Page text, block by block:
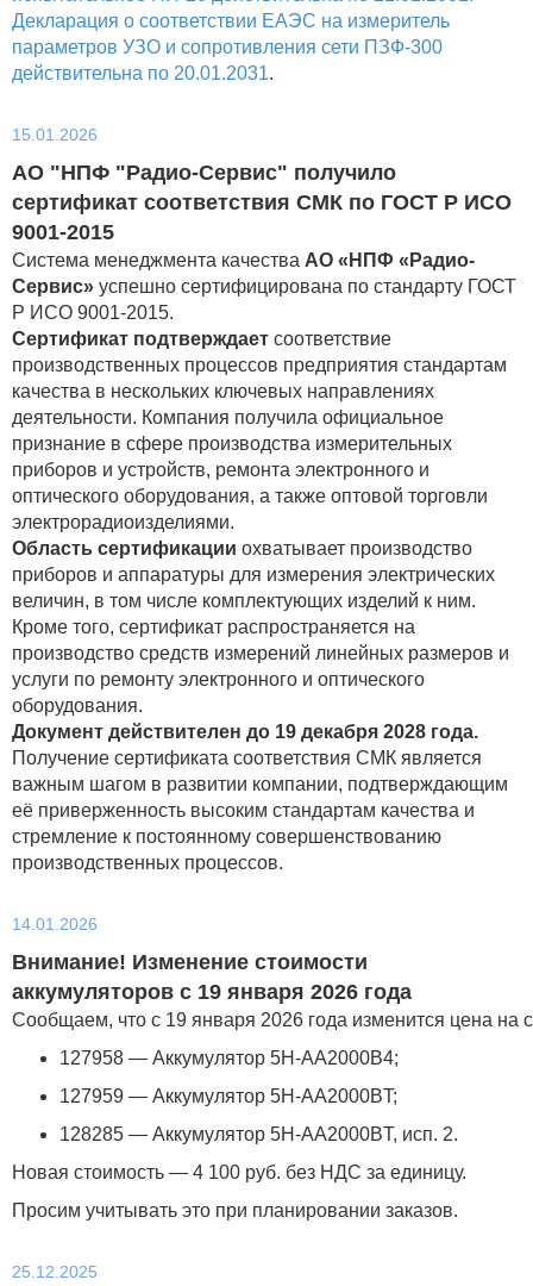
Декларация о соответствии ЕАЭС на измеритель
параметров УЗО и сопротивления сети ПЗФ-300
действительна по 20.01.2031.
15.01.2026
АО "НПФ "Радио-Сервис" получило
сертификат соответствия СМК по ГОСТ Р ИСО
9001-2015
Система менеджмента качества АО «НПФ «Радио-
Сервис» успешно сертифицирована по стандарту ГОСТ
Р ИСО 9001-2015.
Сертификат подтверждает соответствие
производственных процессов предприятия стандартам
качества в нескольких ключевых направлениях
деятельности. Компания получила официальное
признание в сфере производства измерительных
приборов и устройств, ремонта электронного и
оптического оборудования, а также оптовой торговли
электрорадиоизделиями.
Область сертификации охватывает производство
приборов и аппаратуры для измерения электрических
величин, в том числе комплектующих изделий к ним.
Кроме того, сертификат распространяется на
производство средств измерений линейных размеров и
услуги по ремонту электронного и оптического
оборудования.
Документ действителен до 19 декабря 2028 года.
Получение сертификата соответствия СМК является
важным шагом в развитии компании, подтверждающим
её приверженность высоким стандартам качества и
стремление к постоянному совершенствованию
производственных процессов.
14.01.2026
Внимание! Изменение стоимости
аккумуляторов с 19 января 2026 года
Сообщаем, что с 19 января 2026 года изменится цена на
127958 — Аккумулятор 5H‑AA2000B4;
127959 — Аккумулятор 5H‑AA2000BT;
128285 — Аккумулятор 5H‑AA2000BT, исп. 2.
Новая стоимость — 4 100 руб. без НДС за единицу.
Просим учитывать это при планировании заказов.
25.12.2025